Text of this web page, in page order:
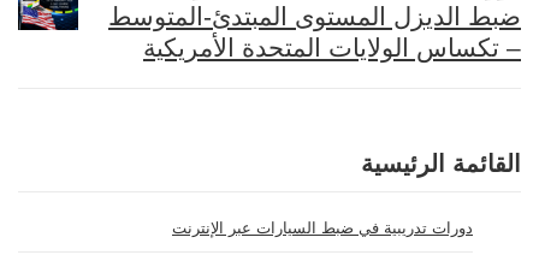
ضبط الديزل المستوى المبتدئ-المتوسط
– تكساس الولايات المتحدة الأمريكية
القائمة الرئيسية
دورات تدريبية في ضبط السيارات عبر الإنترنت